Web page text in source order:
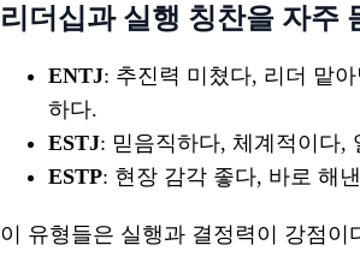
리더십과 실행 칭찬을 자주
ENTJ: 추진력 미쳤다, 리더 맡
하다.
ESTJ: 믿음직하다, 체계적이다,
ESTP: 현장 감각 좋다, 바로 해
이 유형들은 실행과 결정력이 강점이